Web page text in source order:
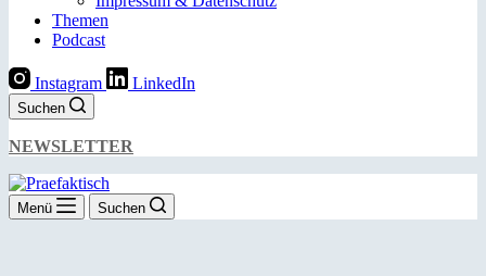
Themen
Podcast
Instagram LinkedIn
Suchen
NEWSLETTER
Menü Suchen